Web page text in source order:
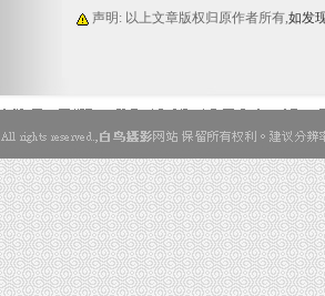
声明: 以上文章版权归原作者所有,如发